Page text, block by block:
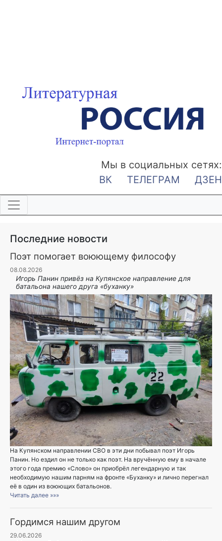
Мы в социальных сетях:
ВК
ТЕЛЕГРАМ ДЗЕН
Последние новости
Поэт помогает воюющему философу
08.08.2026
Игорь Панин привëз на Купянское направление для
батальона нашего друга «буханку»
На Купянском направлении СВО в эти дни побывал поэт Игорь
Панин. Но ездил он не только как поэт. На вручённую ему в начале
этого года премию «Слово» он приобрёл легендарную и так
необходимую нашим парням на фронте «Буханку» и лично перегнал
её в один из воюющих батальонов.
Читать далее »»»
Гордимся нашим другом
29.06.2026